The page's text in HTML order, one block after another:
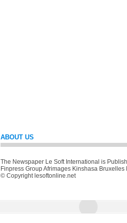
ABOUT US
The Newspaper Le Soft International is
Finpress Group Afrimages Kinshasa Bruxelles
© Copyright lesoftonline.net